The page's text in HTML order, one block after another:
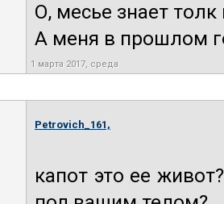
О, месье знает
А меня в прошлом
1 марта 2017, среда
Petrovich_161,
капот это ее